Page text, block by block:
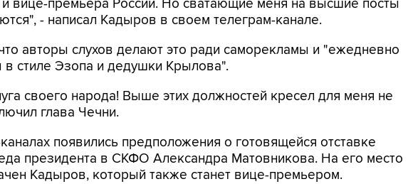
вице-премьера России. Но сватающие меня на высшие посты
- написал Кадыров в своем телеграм-канале.
авторы слухов делают это ради саморекламы и "ежедневно
в стиле Эзопа и дедушки Крылова".
своего народа! Выше этих должностей кресел для меня не
глава Чечни.
появились предположения о готовящейся отставке
президента в СКФО Александра Матовникова. На его место
Кадыров, который также станет вице-премьером.